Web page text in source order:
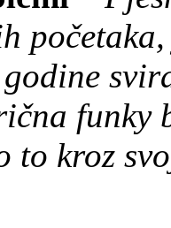
funky
to kroz